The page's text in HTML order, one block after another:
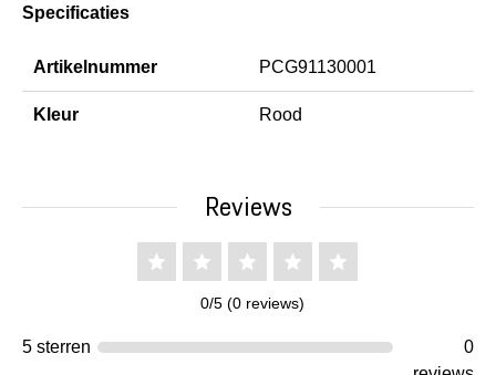
Specificaties
Artikelnummer PCG91130001
Kleur Rood
Reviews
0/5 (0 reviews)
5 sterren
0